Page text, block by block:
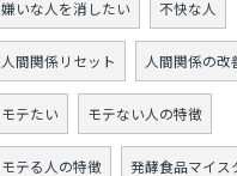
嫌いな人を消したい 不快な人
人間関係リセット 人間関係の改
モテたい モテない人の特徴
モテる人の特徴 発酵食品マイス